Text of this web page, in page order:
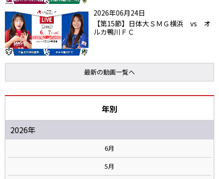
2026年06月24日
【第15節】日体大ＳＭＧ横浜 vs オ
ルカ鴨川ＦＣ
最新の動画一覧へ
年別
2026年
6月
5月